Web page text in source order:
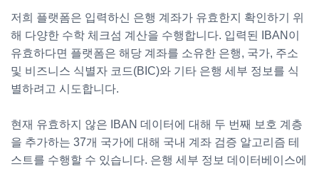
저희 플랫폼은 입력하신 은행 계좌가 유효한지 확인하기 위
해 다양한 수학 체크섬 계산을 수행합니다. 입력된 IBAN이
유효하다면 플랫폼은 해당 계좌를 소유한 은행, 국가, 주소
및 비즈니스 식별자 코드(BIC)와 기타 은행 세부 정보를 식
별하려고 시도합니다.
현재 유효하지 않은 IBAN 데이터에 대해 두 번째 보호 계층
을 추가하는 37개 국가에 대해 국내 계좌 검증 알고리즘 테
스트를 수행할 수 있습니다. 은행 세부 정보 데이터베이스에